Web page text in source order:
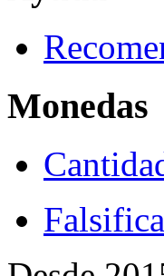
Monedas